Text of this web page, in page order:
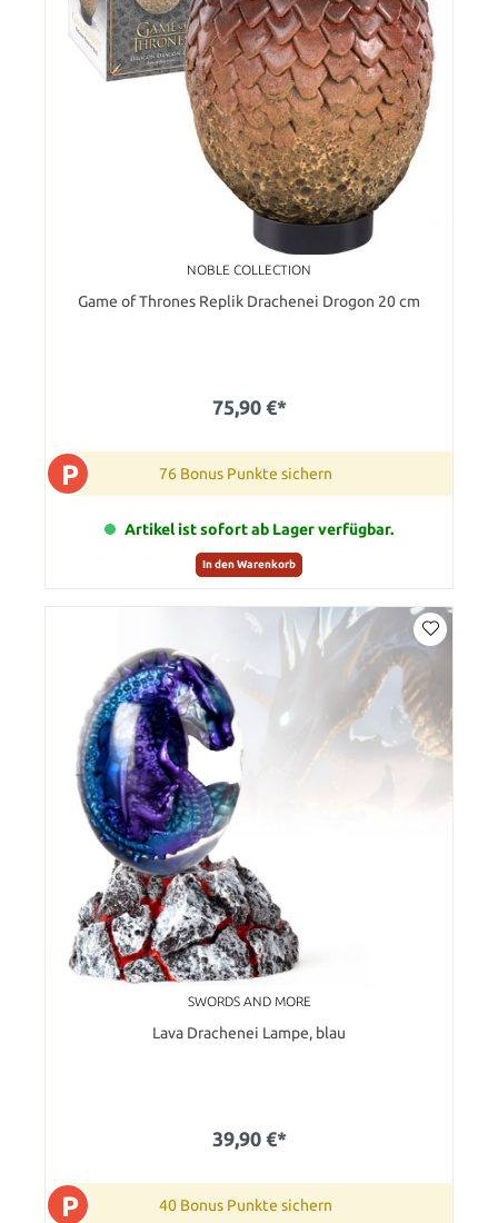
NOBLE COLLECTION
Game of Thrones Replik Drachenei Drogon 20 cm
75,90 €*
P 76 Bonus Punkte sichern
Artikel ist sofort ab Lager verfügbar.
In den Warenkorb
SWORDS AND MORE
Lava Drachenei Lampe, blau
39,90 €*
P 40 Bonus Punkte sichern